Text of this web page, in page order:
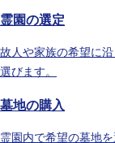
霊園の選定
故人や家族の希望に
選びます。
墓地の購入
霊園内で希望の墓地